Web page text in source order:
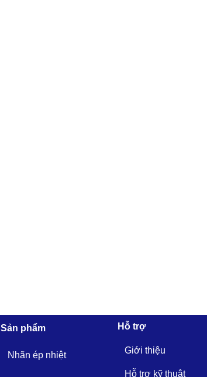
Sản phẩm
Nhãn ép nhiệt
Hỗ trợ
Giới thiệu
Hỗ trợ kỹ thuật